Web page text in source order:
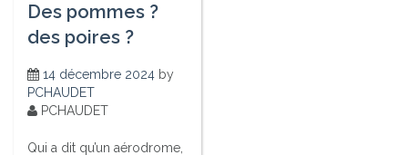
Des pommes ?
des poires ?
14 décembre 2024 by
PCHAUDET
PCHAUDET
Qui a dit qu’un aérodrome,